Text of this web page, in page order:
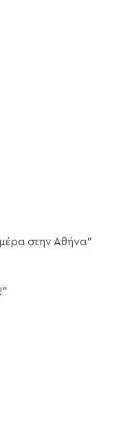
στην Αθήνα”